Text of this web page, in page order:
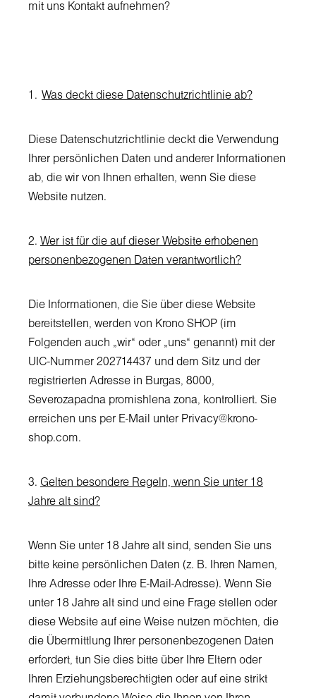
mit uns Kontakt aufnehmen?
1. Was deckt diese Datenschutzrichtlinie ab?
Diese Datenschutzrichtlinie deckt die Verwendung
Ihrer persönlichen Daten und anderer Informationen
ab, die wir von Ihnen erhalten, wenn Sie diese
Website nutzen.
2. Wer ist für die auf dieser Website erhobenen
personenbezogenen Daten verantwortlich?
Die Informationen, die Sie über diese Website
bereitstellen, werden von Krono SHOP (im
Folgenden auch „wir“ oder „uns“ genannt) mit der
UIC-Nummer 202714437 und dem Sitz und der
registrierten Adresse in Burgas, 8000,
Severozapadna promishlena zona, kontrolliert. Sie
erreichen uns per E-Mail unter Privacy@krono-
shop.com.
3. Gelten besondere Regeln, wenn Sie unter 18
Jahre alt sind?
Wenn Sie unter 18 Jahre alt sind, senden Sie uns
bitte keine persönlichen Daten (z. B. Ihren Namen,
Ihre Adresse oder Ihre E-Mail-Adresse). Wenn Sie
unter 18 Jahre alt sind und eine Frage stellen oder
diese Website auf eine Weise nutzen möchten, die
die Übermittlung Ihrer personenbezogenen Daten
erfordert, tun Sie dies bitte über Ihre Eltern oder
Ihren Erziehungsberechtigten oder auf eine strikt